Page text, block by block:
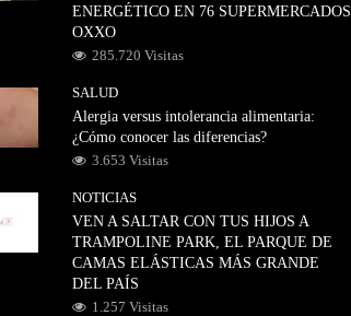
ENERGÉTICO EN 76 SUPERMERCADOS
OXXO
285.720 Visitas
SALUD
Alergia versus intolerancia alimentaria:
¿Cómo conocer las diferencias?
3.653 Visitas
NOTICIAS
VEN A SALTAR CON TUS HIJOS A
TRAMPOLINE PARK, EL PARQUE DE
CAMAS ELÁSTICAS MÁS GRANDE
DEL PAÍS
1.257 Visitas